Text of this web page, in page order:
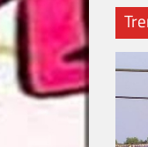
Skills